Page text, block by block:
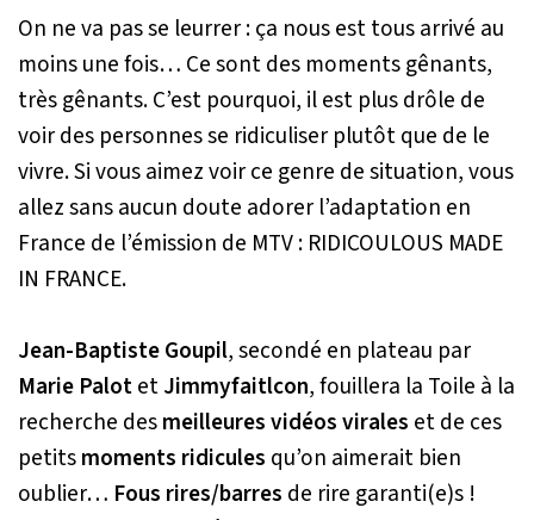
On ne va pas se leurrer : ça nous est tous arrivé au
moins une fois… Ce sont des moments gênants,
très gênants. C’est pourquoi, il est plus drôle de
voir des personnes se ridiculiser plutôt que de le
vivre. Si vous aimez voir ce genre de situation, vous
allez sans aucun doute adorer l’adaptation en
France de l’émission de MTV : RIDICOULOUS MADE
IN FRANCE.
Jean-Baptiste Goupil, secondé en plateau par
Marie PalotetJimmyfaitlcon, fouillera la Toile à la
recherche desmeilleures vidéos virales et de ces
petitsmoments ridicules qu’on aimerait bien
oublier… Fous rires/barres de rire garanti(e)s !